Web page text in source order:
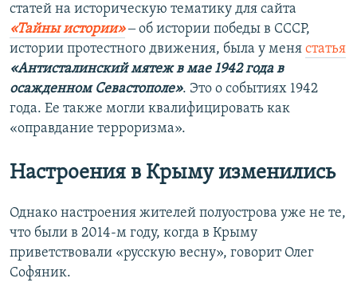
статей на историческую тематику для сайта
«Тайны истории»‒ об истории победы в СССР,
истории протестного движения, была у меня статья
«Антисталинский мятеж в мае 1942 года в
осажденном Севастополе». Это о событиях 1942
года. Ее также могли квалифицировать как
«оправдание терроризма».
Настроения в Крыму изменились
Однако настроения жителей полуострова уже не те,
что были в 2014-м году, когда в Крыму
приветствовали «русскую весну», говорит Олег
Софяник.